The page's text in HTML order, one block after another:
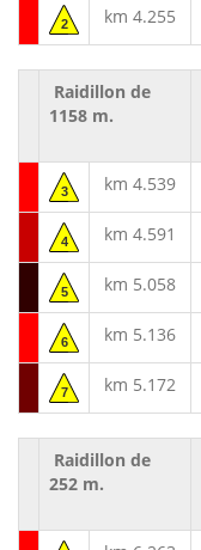
2 km 4.255
Raidillon de
1158 m.
3 km 4.539
4 km 4.591
5 km 5.058
6 km 5.136
7 km 5.172
Raidillon de
252 m.